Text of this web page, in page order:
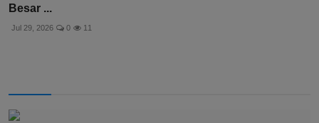
Besar ...
Jul 29, 2026 0 11